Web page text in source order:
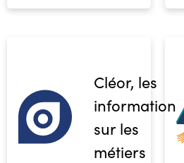
Cléor, les
informations
sur les
métiers